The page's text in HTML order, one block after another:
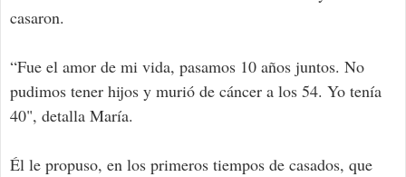
casaron.
“Fue el amor de mi vida, pasamos 10 años juntos. No
pudimos tener hijos y murió de cáncer a los 54. Yo tenía
40", detalla María.
Él le propuso, en los primeros tiempos de casados, que